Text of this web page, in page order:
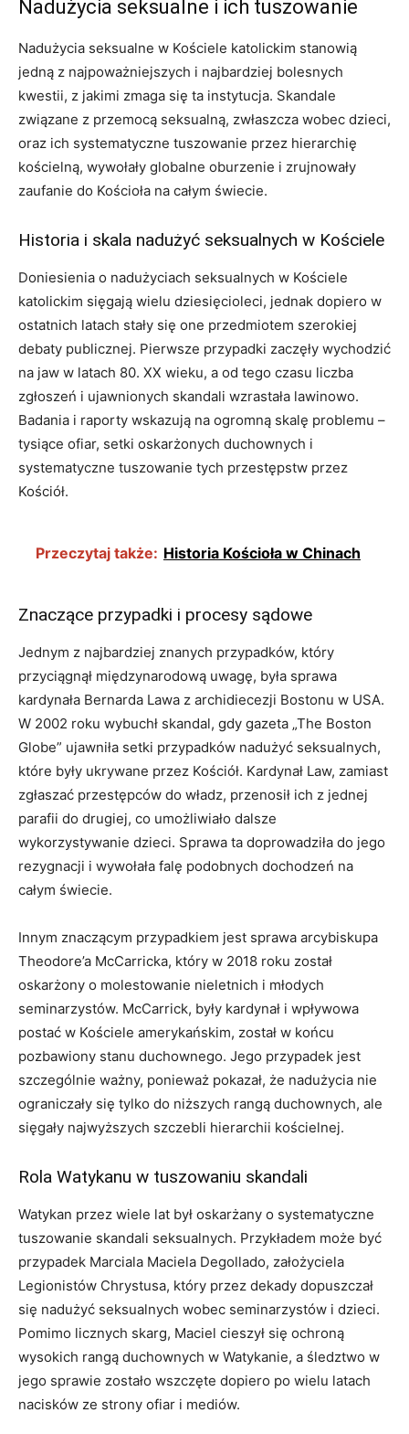
Nadużycia seksualne i ich tuszowanie
Nadużycia seksualne w Kościele katolickim stanowią
jedną z najpoważniejszych i najbardziej bolesnych
kwestii, z jakimi zmaga się ta instytucja. Skandale
związane z przemocą seksualną, zwłaszcza wobec dzieci,
oraz ich systematyczne tuszowanie przez hierarchię
kościelną, wywołały globalne oburzenie i zrujnowały
zaufanie do Kościoła na całym świecie.
Historia i skala nadużyć seksualnych w Kościele
Doniesienia o nadużyciach seksualnych w Kościele
katolickim sięgają wielu dziesięcioleci, jednak dopiero w
ostatnich latach stały się one przedmiotem szerokiej
debaty publicznej. Pierwsze przypadki zaczęły wychodzić
na jaw w latach 80. XX wieku, a od tego czasu liczba
zgłoszeń i ujawnionych skandali wzrastała lawinowo.
Badania i raporty wskazują na ogromną skalę problemu –
tysiące ofiar, setki oskarżonych duchownych i
systematyczne tuszowanie tych przestępstw przez
Kościół.
Przeczytaj także: Historia Kościoła w Chinach
Znaczące przypadki i procesy sądowe
Jednym z najbardziej znanych przypadków, który
przyciągnął międzynarodową uwagę, była sprawa
kardynała Bernarda Lawa z archidiecezji Bostonu w USA.
W 2002 roku wybuchł skandal, gdy gazeta „The Boston
Globe” ujawniła setki przypadków nadużyć seksualnych,
które były ukrywane przez Kościół. Kardynał Law, zamiast
zgłaszać przestępców do władz, przenosił ich z jednej
parafii do drugiej, co umożliwiało dalsze
wykorzystywanie dzieci. Sprawa ta doprowadziła do jego
rezygnacji i wywołała falę podobnych dochodzeń na
całym świecie.
Innym znaczącym przypadkiem jest sprawa arcybiskupa
Theodore’a McCarricka, który w 2018 roku został
oskarżony o molestowanie nieletnich i młodych
seminarzystów. McCarrick, były kardynał i wpływowa
postać w Kościele amerykańskim, został w końcu
pozbawiony stanu duchownego. Jego przypadek jest
szczególnie ważny, ponieważ pokazał, że nadużycia nie
ograniczały się tylko do niższych rangą duchownych, ale
sięgały najwyższych szczebli hierarchii kościelnej.
Rola Watykanu w tuszowaniu skandali
Watykan przez wiele lat był oskarżany o systematyczne
tuszowanie skandali seksualnych. Przykładem może być
przypadek Marciala Maciela Degollado, założyciela
Legionistów Chrystusa, który przez dekady dopuszczał
się nadużyć seksualnych wobec seminarzystów i dzieci.
Pomimo licznych skarg, Maciel cieszył się ochroną
wysokich rangą duchownych w Watykanie, a śledztwo w
jego sprawie zostało wszczęte dopiero po wielu latach
nacisków ze strony ofiar i mediów.